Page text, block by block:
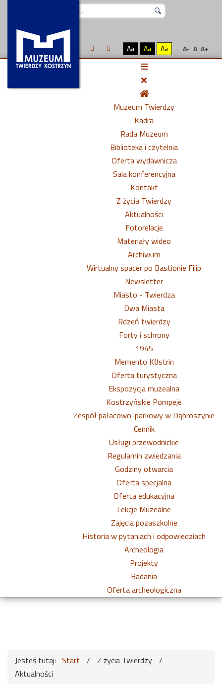
Aa Aa Aa A- A A+
Muzeum Twierdzy
Kadra
Rada Muzeum
Biblioteka i czytelnia
Oferta wydawnicza
Sala konferencyjna
Kontakt
Z życia Twierdzy
Aktualności
Fotorelacje
Materiały wideo
Archiwum
Wirtualny spacer po Bastionie Filip
Newsletter
Miasto - Twierdza
Dwa Miasta
Rdzeń twierdzy
Forty i schrony
1945
Memento Kϋstrin
Oferta turystyczna
Ekspozycja muzealna
Kostrzyńskie Pompeje
Zespół pałacowo-parkowy w Dąbroszynie
Cennik
Usługi przewodnickie
Regulamin zwiedzania
Godziny otwarcia
Oferta specjalna
Oferta edukacyjna
Lekcje Muzealne
Zajęcia pozaszkolne
Historia w pytaniach i odpowiedziach
Archeologia
Projekty
Badania
Oferta archeologiczna
Jesteś tutaj: Start / Z życia Twierdzy /
Aktualności